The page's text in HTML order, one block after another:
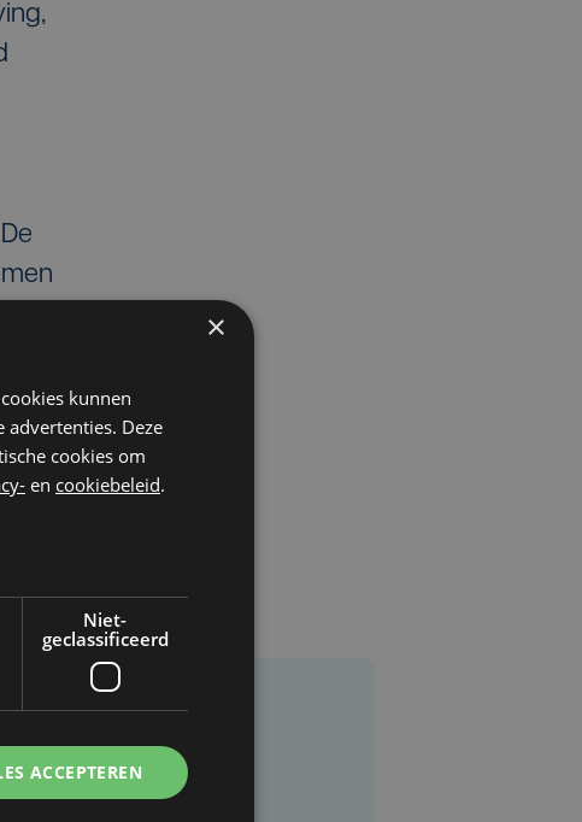
×
kunnen
Deze
cookies om
en cookiebeleid.
Niet-
geclassificeerd
ACCEPTEREN